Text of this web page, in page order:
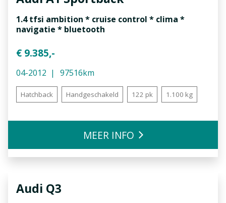
1.4 tfsi ambition * cruise control * clima *
navigatie * bluetooth
€ 9.385,-
04-2012 97516km
Hatchback Handgeschakeld 122 pk 1.100 kg
MEER INFO
Audi Q3